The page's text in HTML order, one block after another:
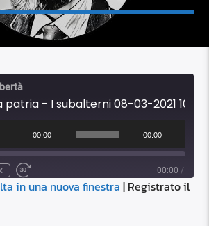
patria - I subalterni 08-03-2021 10:30
00:00 00:00
00:00 /
SHARE
in una nuova finestra | Registrato il